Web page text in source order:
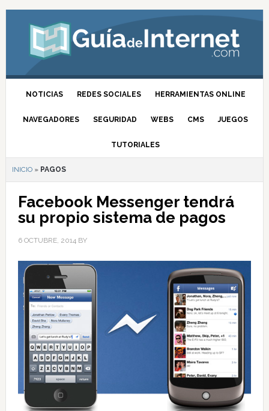
NOTICIAS REDES SOCIALES HERRAMIENTAS ONLINE
NAVEGADORES SEGURIDAD WEBS CMS JUEGOS
TUTORIALES
INICIO» PAGOS
Facebook Messenger tendrá
su propio sistema de pagos
6 OCTUBRE, 2014BY